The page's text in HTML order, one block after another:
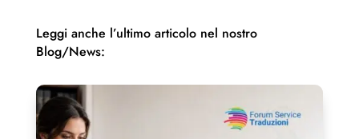
Leggi anche l’ultimo articolo nel nostro
Blog/News: